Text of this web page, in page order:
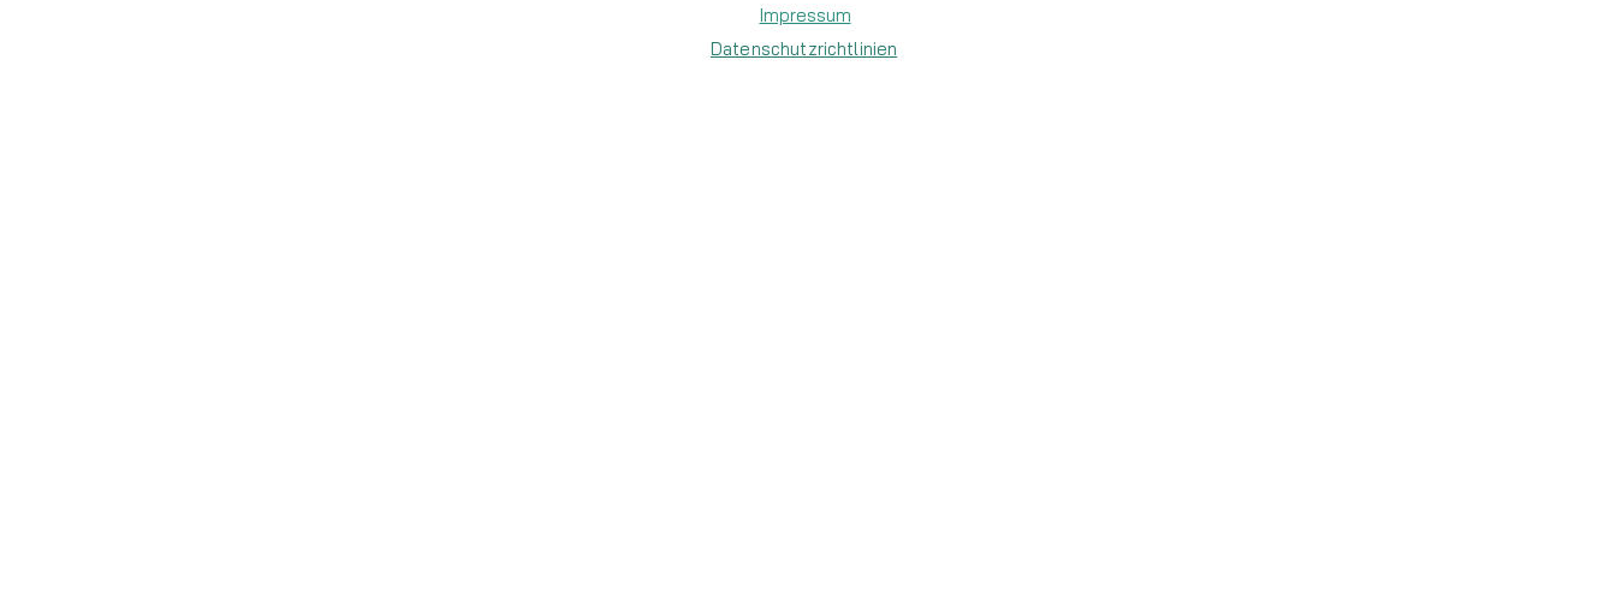
Impressum
Datenschutzrichtlinien